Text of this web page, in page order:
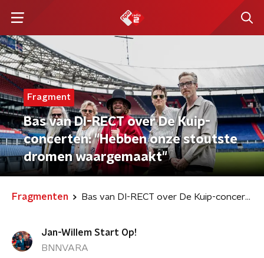
Fragment
Bas van DI-RECT over De Kuip-
concerten: "Hebben onze stoutste
dromen waargemaakt"
Fragmenten Bas van DI-RECT over De Kuip-concerten: "Hebben onze stoutste dromen waargemaakt"
Jan-Willem Start Op!
BNNVARA